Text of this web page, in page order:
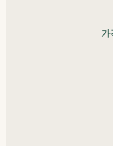
가